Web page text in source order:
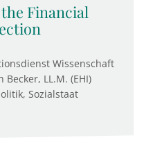
Financial
Wissenschaft
Becker, LL.M. (EHI)
Sozialstaat